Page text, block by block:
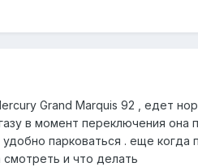
Grand Marquis 92 , едет
в момент переключения
парковаться . еще
и что делать